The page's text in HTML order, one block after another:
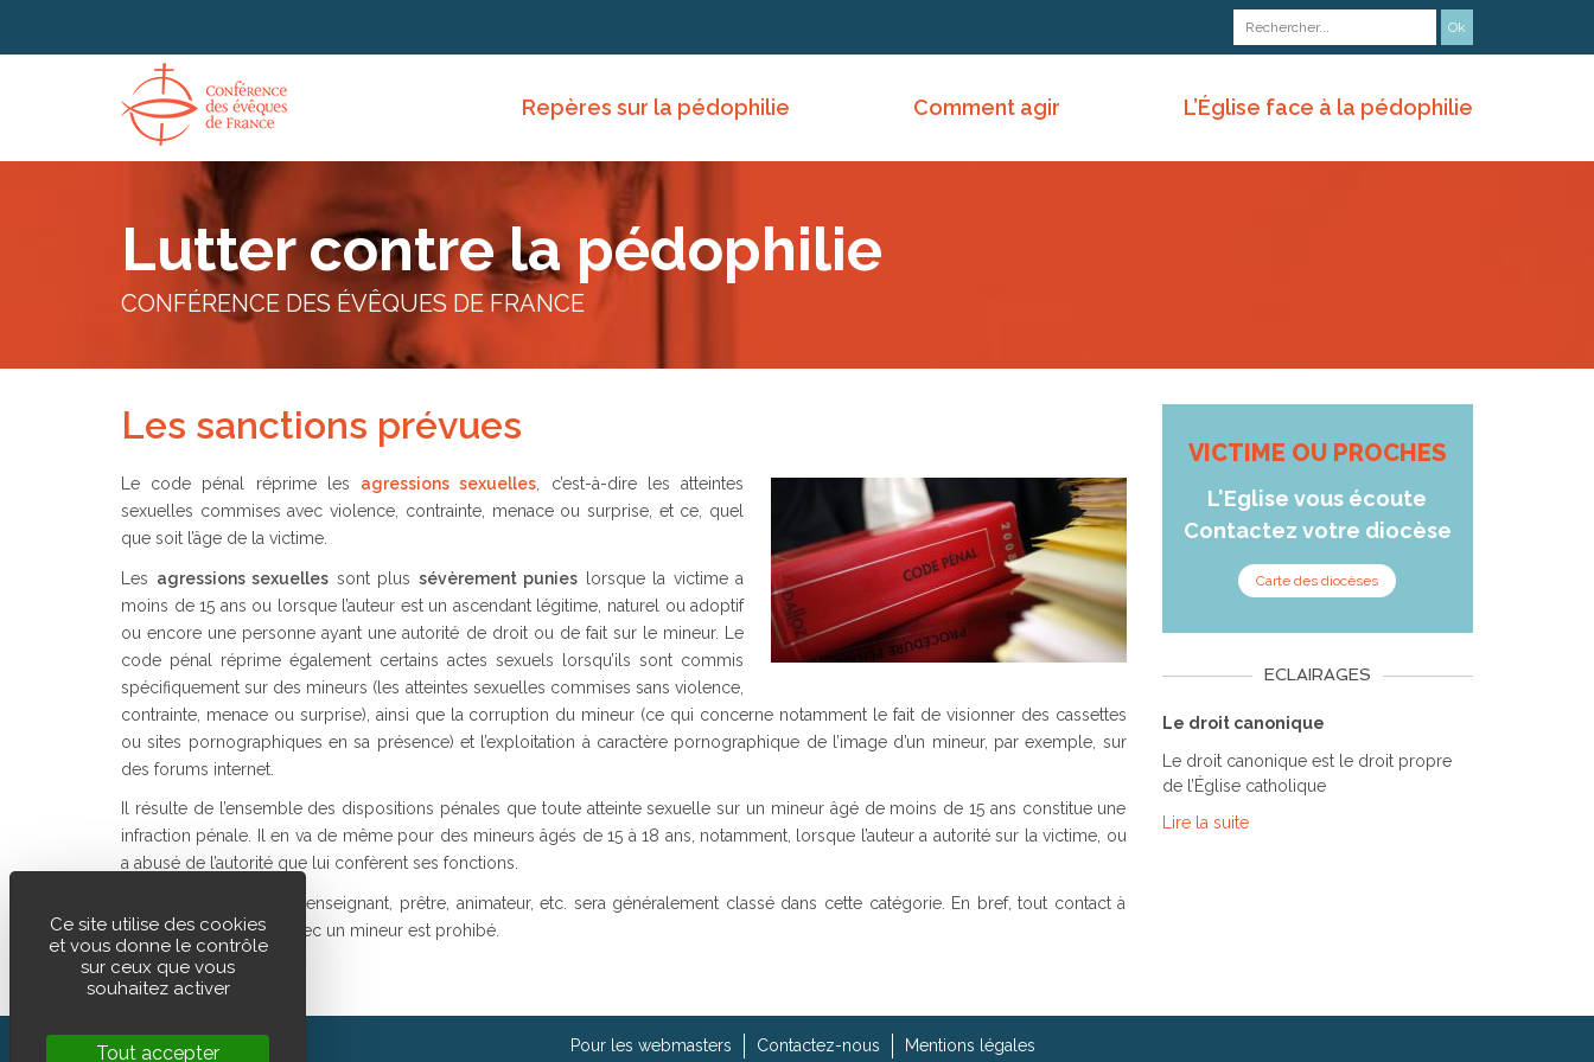
Repères sur la pédophilie Comment agir L’Église face à la pédophilie
Lutter contre la pédophilie
CONFÉRENCE DES ÉVÊQUES DE FRANCE
Les sanctions prévues
Le code pénal réprime les agressions sexuelles, c’est-à-dire les atteintes
sexuelles commises avec violence, contrainte, menace ou surprise, et ce, quel
que soit l’âge de la victime.
Les agressions sexuelles sont plus sévèrement punies lorsque la victime a
moins de 15 ans ou lorsque l’auteur est un ascendant légitime, naturel ou adoptif
ou encore une personne ayant une autorité de droit ou de fait sur le mineur. Le
code pénal réprime également certains actes sexuels lorsqu’ils sont commis
spécifiquement sur des mineurs (les atteintes sexuelles commises sans violence,
contrainte, menace ou surprise), ainsi que la corruption du mineur (ce qui concerne notamment le fait de visionner des cassettes
ou sites pornographiques en sa présence) et l’exploitation à caractère pornographique de l’image d’un mineur, par exemple, sur
des forums internet.
Il résulte de l’ensemble des dispositions pénales que toute atteinte sexuelle sur un mineur âgé de moins de 15 ans constitue une
infraction pénale. Il en va de même pour des mineurs âgés de 15 à 18 ans, notamment, lorsque l’auteur a autorité sur la victime, ou
a abusé de l’autorité que lui confèrent ses fonctions.
Un éducateur, qu’il soit enseignant, prêtre, animateur, etc. sera généralement classé dans cette catégorie. En bref, tout contact à
connotation sexuelle avec un mineur est prohibé.
VICTIME OU PROCHES
L'Eglise vous écoute
Contactez votre diocèse
Carte des diocèses
ECLAIRAGES
Le droit canonique
Le droit canonique est le droit propre
de l’Église catholique
Lire la suite
Pour les webmasters Contactez-nous Mentions légales
Ce site utilise des cookies
et vous donne le contrôle
sur ceux que vous
souhaitez activer
Tout accepter